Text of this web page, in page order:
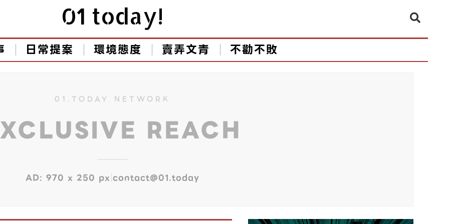
01 today!
日常提案 環境態度 賣弄文青 不勸不敗
01.TODAY NETWORK
REACH
AD: 970 x 250 px|contact@01.today